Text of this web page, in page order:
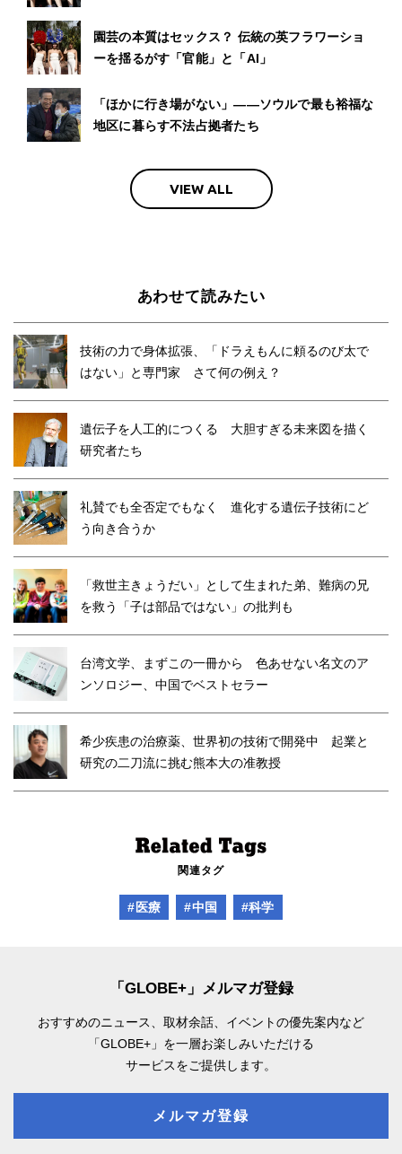
園芸の本質はセックス？ 伝統の英フラワーショ
ーを揺るがす「官能」と「AI」
「ほかに行き場がない」――ソウルで最も裕福な
地区に暮らす不法占拠者たち
VIEW ALL
あわせて読みたい
技術の力で身体拡張、「ドラえもんに頼るのび太で
はない」と専門家 さて何の例え？
遺伝子を人工的につくる 大胆すぎる未来図を描く
研究者たち
礼賛でも全否定でもなく 進化する遺伝子技術にど
う向き合うか
「救世主きょうだい」として生まれた弟、難病の兄
を救う「子は部品ではない」の批判も
台湾文学、まずこの一冊から 色あせない名文のア
ンソロジー、中国でベストセラー
希少疾患の治療薬、世界初の技術で開発中 起業と
研究の二刀流に挑む熊本大の准教授
関連タグ
#医療 #中国 #科学
「GLOBE+」メルマガ登録
おすすめのニュース、取材余話、 イベントの優先案内など
「GLOBE+」を一層お楽しみいただける
サービスをご提供します。
メルマガ登録